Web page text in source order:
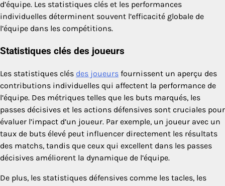
d’équipe. Les statistiques clés et les performances
individuelles déterminent souvent l’efficacité globale de
l’équipe dans les compétitions.
Statistiques clés des joueurs
Les statistiques clés des joueurs fournissent un aperçu des
contributions individuelles qui affectent la performance de
l’équipe. Des métriques telles que les buts marqués, les
passes décisives et les actions défensives sont cruciales pour
évaluer l’impact d’un joueur. Par exemple, un joueur avec un
taux de buts élevé peut influencer directement les résultats
des matchs, tandis que ceux qui excellent dans les passes
décisives améliorent la dynamique de l’équipe.
De plus, les statistiques défensives comme les tacles, les